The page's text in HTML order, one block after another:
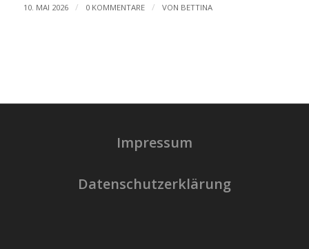
10. MAI 2026 / 0 KOMMENTARE / VON BETTINA
Impressum
Datenschutzerklärung